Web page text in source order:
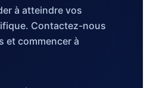
à atteindre vos
Contactez-nous
et commencer à